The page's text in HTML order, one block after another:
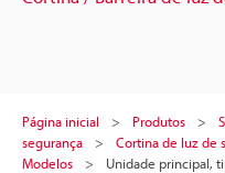
Página inicial Produtos
segurança
Cortina de luz de
Modelos
Unidade principal,